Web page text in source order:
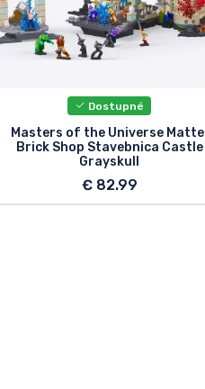
Dostupné
Masters of the Universe Mattel
Brick Shop Stavebnica Castle
Grayskull
€ 82.99